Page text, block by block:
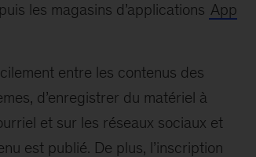
les magasins d’applications App
entre les contenus des
d’enregistrer du matériel à
et sur les réseaux sociaux et
est publié. De plus, l’inscription